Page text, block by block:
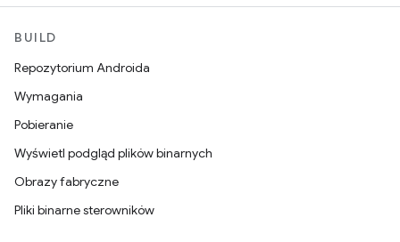
BUILD
Repozytorium Androida
Wymagania
Pobieranie
Wyświetl podgląd plików binarnych
Obrazy fabryczne
Pliki binarne sterowników